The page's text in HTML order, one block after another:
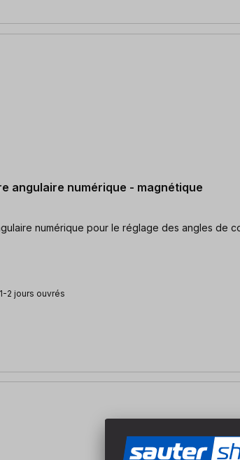
angulaire numérique - magnétique
numérique pour le réglage des angles de
2 jours ouvrés